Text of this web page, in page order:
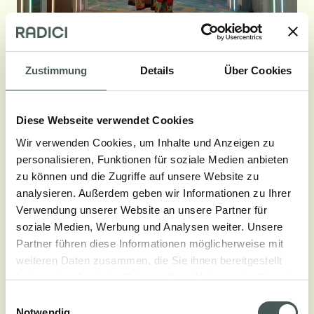
Zustimmung Details Über Cookies
Diese Webseite verwendet Cookies
Wir verwenden Cookies, um Inhalte und Anzeigen zu
personalisieren, Funktionen für soziale Medien anbieten
zu können und die Zugriffe auf unsere Website zu
analysieren. Außerdem geben wir Informationen zu Ihrer
Verwendung unserer Website an unsere Partner für
soziale Medien, Werbung und Analysen weiter. Unsere
Partner führen diese Informationen möglicherweise mit
weiteren Daten zusammen, die Sie ihnen bereitgestellt
haben oder die sie im Rahmen Ihrer Nutzung der Dienste
Anzeigen Sehen Sie weniger
In einem Projekt, das die Welten der Mode und des
Home Decor vereint, präsentiert Versace die
Versace Home auf dem Fuorisalone 2019, einen